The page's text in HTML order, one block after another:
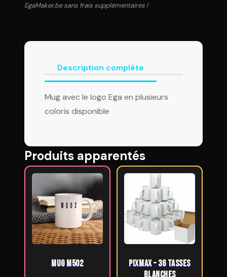
EgaMaker.be sans frais supplémentaires !
Description complète
Mug avec le logo Ega en plusieurs
coloris disponible
Produits apparentés
Mug M502
PixMax – 36 Tasses
Blanches